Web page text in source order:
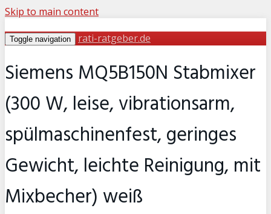
Skip to main content
Toggle navigation rati-ratgeber.de
Siemens MQ5B150N Stabmixer
(300 W, leise, vibrationsarm,
spülmaschinenfest, geringes
Gewicht, leichte Reinigung, mit
Mixbecher) weiß